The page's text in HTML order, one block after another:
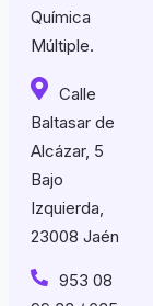
Química
Múltiple.
Calle
Baltasar de
Alcázar, 5
Bajo
Izquierda,
23008 Jaén
953 08